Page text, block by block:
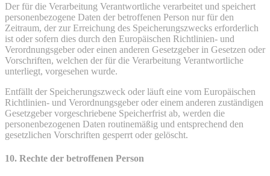
Der für die Verarbeitung Verantwortliche verarbeitet und speichert
personenbezogene Daten der betroffenen Person nur für den
Zeitraum, der zur Erreichung des Speicherungszwecks erforderlich
ist oder sofern dies durch den Europäischen Richtlinien- und
Verordnungsgeber oder einen anderen Gesetzgeber in Gesetzen oder
Vorschriften, welchen der für die Verarbeitung Verantwortliche
unterliegt, vorgesehen wurde.
Entfällt der Speicherungszweck oder läuft eine vom Europäischen
Richtlinien- und Verordnungsgeber oder einem anderen zuständigen
Gesetzgeber vorgeschriebene Speicherfrist ab, werden die
personenbezogenen Daten routinemäßig und entsprechend den
gesetzlichen Vorschriften gesperrt oder gelöscht.
10. Rechte der betroffenen Person